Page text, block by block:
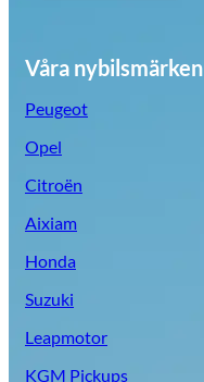
Våra nybilsmärken
Peugeot
Opel
Citroën
Aixiam
Honda
Suzuki
Leapmotor
KGM Pickups